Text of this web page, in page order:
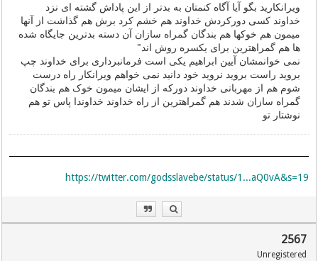
ویرانکارید بگو آیا آگاه کنمتان به بدتر از این پاداش گشته ای نزد
خداوند کسی دورکردش خداوند هم خشم کرد برش هم گذاشت از آنها
میمون هم خوکها هم بندگان گمراه سازان آن دسته بدترین جایگاه شده
ها هم گمراهترین برای یکسره روش اند"
نمی خوانمشان آیین ابراهیم یکی است فرمانبرداری برای خداوند چپ
بروید راست بروید نروید خود دانید نمی خواهم ویرانکار راه درست
شوم هم از مهربانی خداوند دورکه از ایشان میمون خوک هم بندگان
گمراه سازان شدند هم گمراهترین از راه خداوند خداوندا پاس تو هم
نوشتار تو
https://twitter.com/godsslavebe/status/1...aQ0vA&s=19
2567
Unregistered